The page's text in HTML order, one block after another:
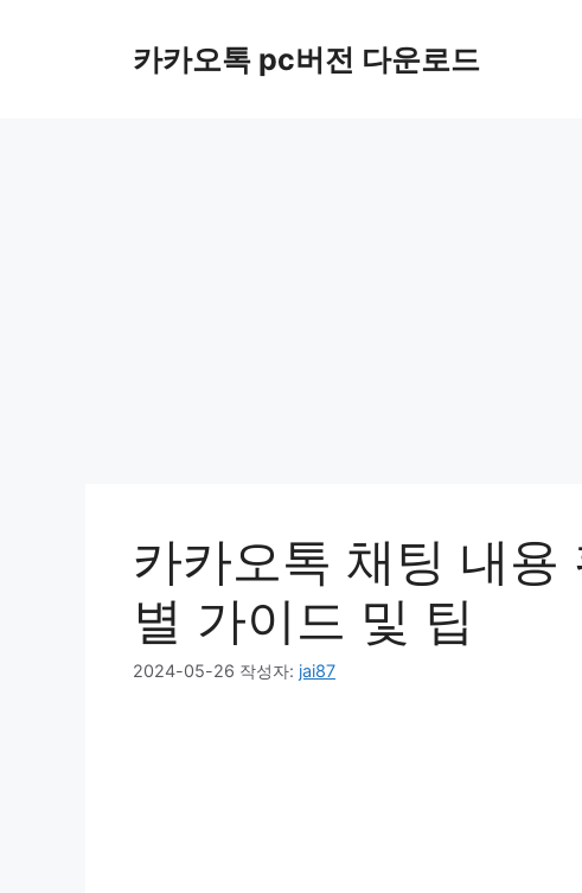
카카오톡 pc버전 다운로드
카카오톡 채팅 내용
별 가이드 및 팁
2024-05-26 작성자: jai87